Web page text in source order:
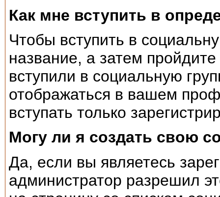
Как мне вступить в
Чтобы вступить в
название, а затем
вступили в социальную
отображаться в вашем
вступать только
Могу ли я создать свою
Да, если вы являетесь
администратор разрешил